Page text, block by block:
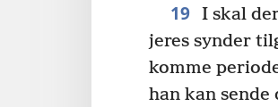
19 I skal
jeres synder
komme
han kan